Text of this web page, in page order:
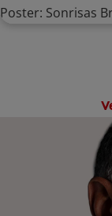
Poster: Sonrisas